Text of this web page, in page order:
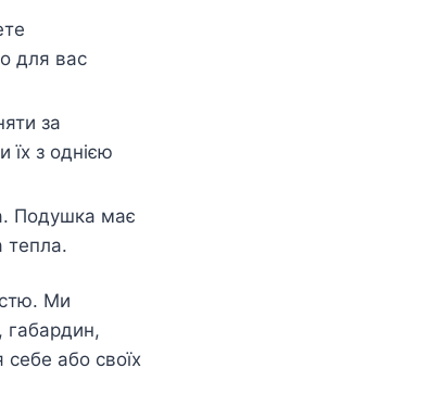
для вас
за
їх з однією
Подушка має
тепла.
Ми
габардин,
або своїх